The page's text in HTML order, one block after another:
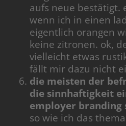
aufs neue bestätigt.
wenn ich in einen
eigentlich orangen
keine zitronen. ok,
vielleicht etwas
fällt mir dazu nicht
die meisten der
die sinnhaftigkeit
employer branding
so wie ich das